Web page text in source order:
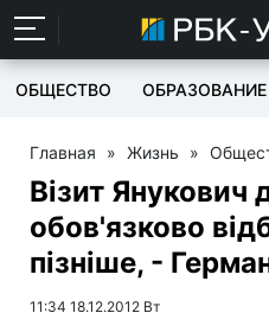
ОБЩЕСТВО ОБРАЗОВАНИЕ
Главная » Жизнь »
Візит Янукович
обов'язково
пізніше, -
11:34 18.12.2012 Вт